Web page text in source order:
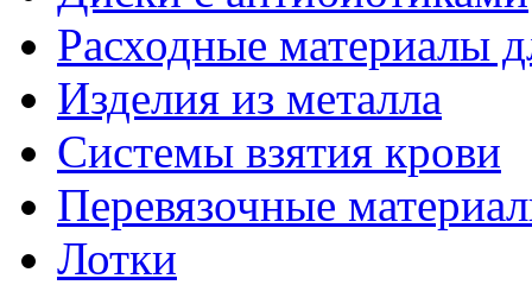
Расходные материалы
Изделия из металла
Системы взятия крови
Перевязочные
Лотки